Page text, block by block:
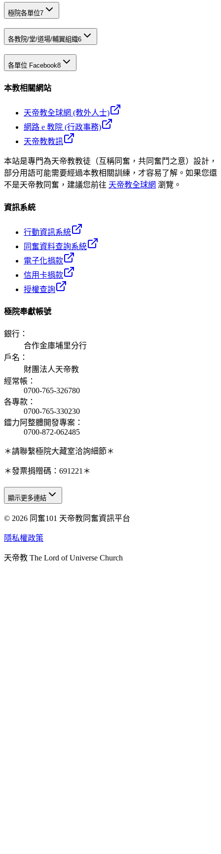
極院各單位7
各教院/堂/道場/輔翼組織6
各單位 Facebook8
本教相關網站
天帝教全球網 (教外人士)
網路 e 教院 (行政事務)
天帝教教訊
本站是專門為天帝教教徒（互稱同奮，共同奮鬥之意）設計，
部分用語可能需要經過本教相關訓練，才容易了解。如果您還
不是天帝教同奮，建議您前往 天帝教全球網 瀏覽。
資訊系統
行動資訊系統
同奮資料查詢系統
電子化捐款
信用卡捐款
授權查詢
極院奉獻帳號
銀行 ：
合作金庫埔里分行
戶名 ：
財團法人天帝教
經常帳 ：
0700-765-326780
各專款 ：
0700-765-330230
鐳力阿整體開發專案 ：
0700-872-062485
＊請聯繫極院大藏室洽詢細節＊
＊發票捐贈碼：691221＊
天人研究總院
天人研究學院
天人炁功院
顯示更多連結
© 2026 同奮101 天帝教同奮資訊平台
隱私權政策
天帝教 The Lord of Universe Church